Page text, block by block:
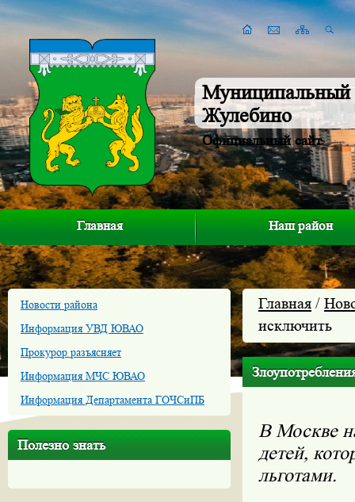
Муниципальный
Жулебино
Официальный сайт
Главная Наш район
Новости района
Информация УВД ЮВАО
Прокурор разъясняет
Информация МЧС ЮВАО
Информация Департамента ГОЧСиПБ
Полезно знать
Главная /
исключить
В Москве
детей,
льготами.